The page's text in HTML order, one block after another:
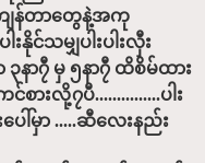
ျန်တာတွေနဲ့အကု
းနိုင်သမျှပါးပါးလှီး
နာ၇ီ မှ ၅နာ၇ီ ထိစိမ်ထား
းလို့၇ပီ...............ပါး
ါ်မှာ .....ဆီလေးနည်း